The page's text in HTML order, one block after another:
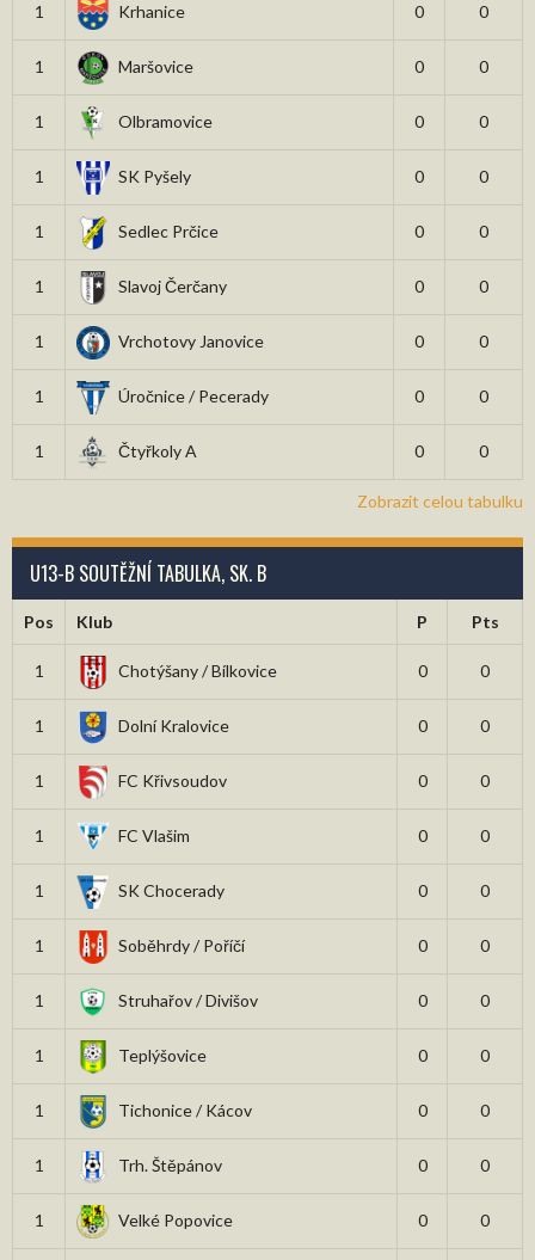
1 Krhanice 0 0
1 Maršovice 0 0
1 Olbramovice 0 0
1 SK Pyšely 0 0
1 Sedlec Prčice 0 0
1 Slavoj Čerčany 0 0
1 Vrchotovy Janovice 0 0
1 Úročnice / Pecerady 0 0
1 Čtyřkoly A 0 0
Zobrazit celou tabulku
U13-B SOUTĚŽNÍ TABULKA, SK. B
Pos Klub P Pts
1 Chotýšany / Bílkovice 0 0
1 Dolní Kralovice 0 0
1 FC Křivsoudov 0 0
1 FC Vlašim 0 0
1 SK Chocerady 0 0
1 Soběhrdy / Poříčí 0 0
1 Struhařov / Divišov 0 0
1 Teplýšovice 0 0
1 Tichonice / Kácov 0 0
1 Trh. Štěpánov 0 0
1 Velké Popovice 0 0